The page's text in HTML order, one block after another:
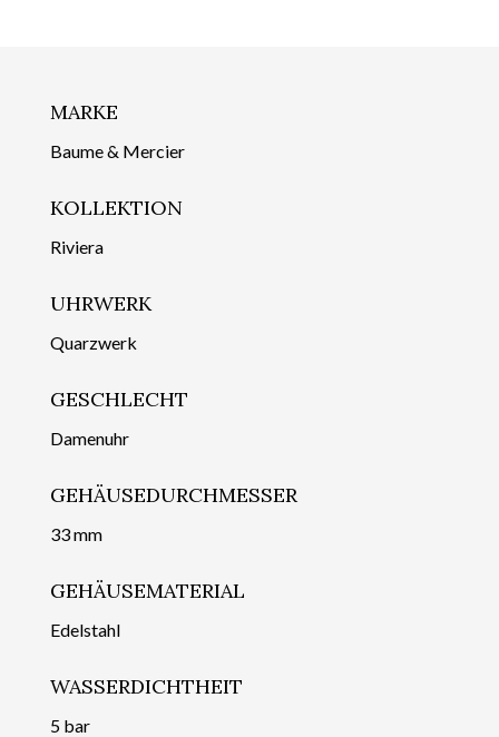
MARKE
Baume & Mercier
KOLLEKTION
Riviera
UHRWERK
Quarzwerk
GESCHLECHT
Damenuhr
GEHÄUSEDURCHMESSER
33 mm
GEHÄUSEMATERIAL
Edelstahl
WASSERDICHTHEIT
5 bar